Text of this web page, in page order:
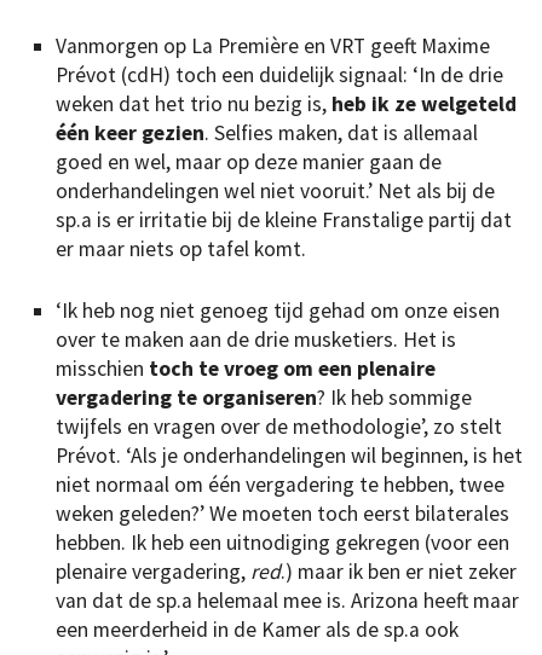
Vanmorgen op La Première en VRT geeft Maxime
Prévot (cdH) toch een duidelijk signaal: ‘In de drie
weken dat het trio nu bezig is, heb ik ze welgeteld
één keer gezien. Selfies maken, dat is allemaal
goed en wel, maar op deze manier gaan de
onderhandelingen wel niet vooruit.’ Net als bij de
sp.a is er irritatie bij de kleine Franstalige partij dat
er maar niets op tafel komt.
‘Ik heb nog niet genoeg tijd gehad om onze eisen
over te maken aan de drie musketiers. Het is
misschien toch te vroeg om een plenaire
vergadering te organiseren? Ik heb sommige
twijfels en vragen over de methodologie’, zo stelt
Prévot. ‘Als je onderhandelingen wil beginnen, is het
niet normaal om één vergadering te hebben, twee
weken geleden?’ We moeten toch eerst bilaterales
hebben. Ik heb een uitnodiging gekregen (voor een
plenaire vergadering, red.) maar ik ben er niet zeker
van dat de sp.a helemaal mee is. Arizona heeft maar
een meerderheid in de Kamer als de sp.a ook